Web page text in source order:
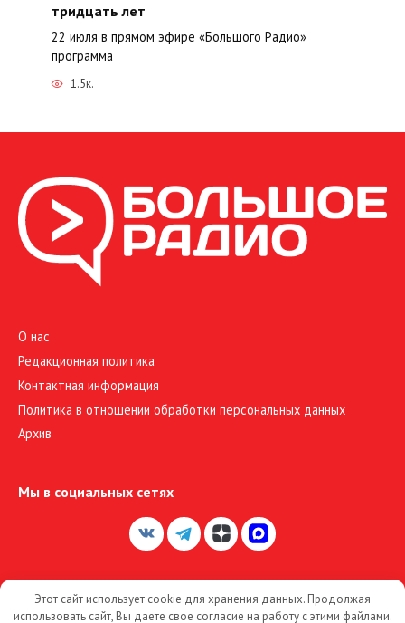
тридцать лет
22 июля в прямом эфире «Большого Радио»
программа
1.5к.
О нас
Редакционная политика
Контактная информация
Политика в отношении обработки персональных данных
Архив
Мы в социальных сетях
© 2026 Большое Радио
Этот сайт использует cookie для хранения данных. Продолжая
использовать сайт, Вы даете свое согласие на работу с этими файлами.